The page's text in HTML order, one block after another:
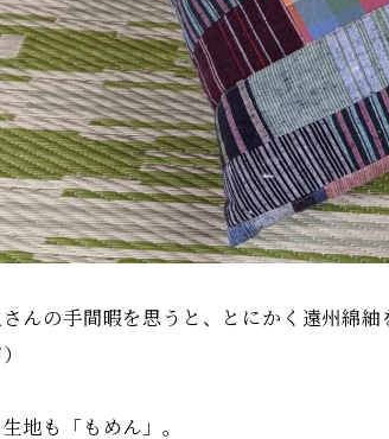
んの手間暇を思うと、とにかく遠州綿
地も「もめん」。